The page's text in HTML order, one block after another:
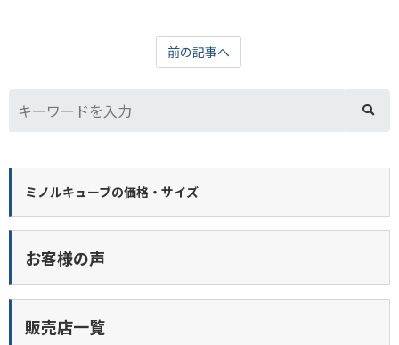
前の記事へ
ミノルキューブの価格・サイズ
お客様の声
販売店一覧